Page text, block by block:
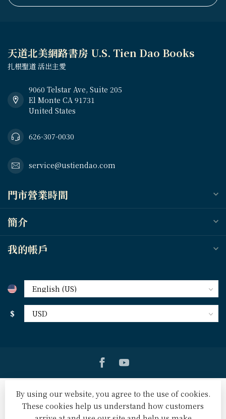
天道北美網路書房 U.S. Tien Dao Books
扎根聖道 活出主愛
9060 Telstar Ave, Suite 205
El Monte CA 91731
United States
626-307-0030
service@ustiendao.com
門市營業時間
簡介
我的帳戶
$
By using our website, you agree to the use of cookies.
These cookies help us understand how customers